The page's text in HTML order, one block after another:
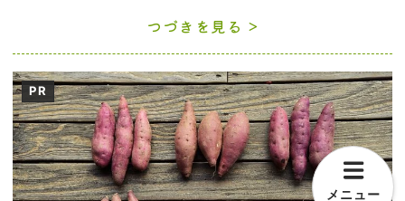
つづきを見る
PR
メニュー